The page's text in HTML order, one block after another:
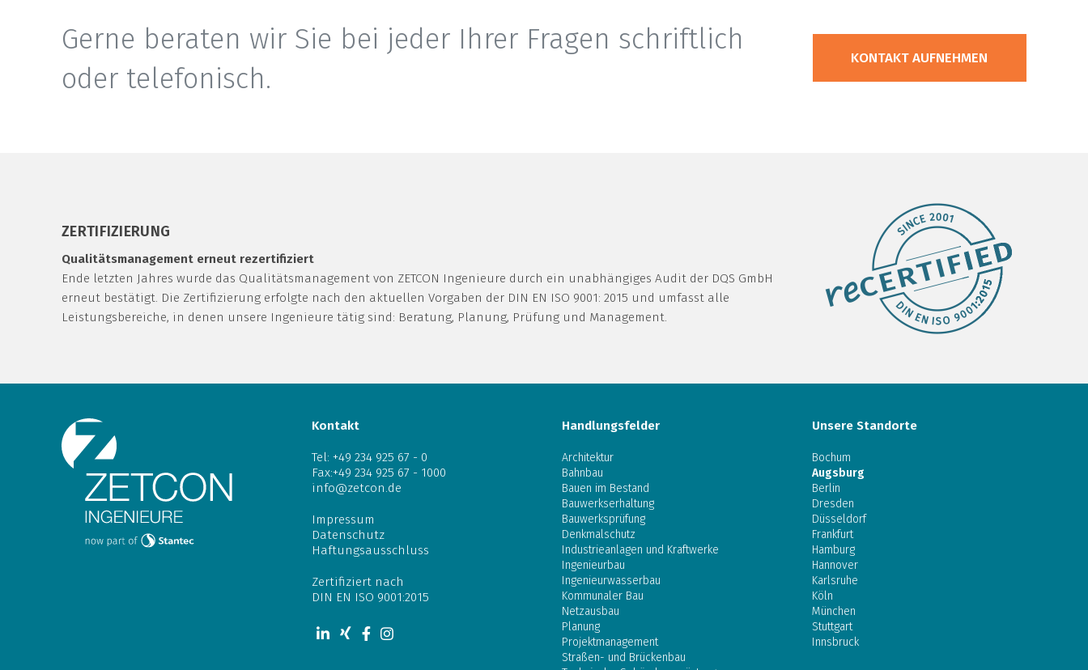
Gerne beraten wir Sie bei jeder Ihrer Fragen schriftlich
oder telefonisch.
KONTAKT AUFNEHMEN
ZERTIFIZIERUNG
Qualitätsmanagement erneut rezertifiziert
Ende letzten Jahres wurde das Qualitätsmanagement von ZETCON Ingenieure durch ein unabhängiges Audit der DQS GmbH
erneut bestätigt. Die Zertifizierung erfolgte nach den aktuellen Vorgaben der DIN EN ISO 9001: 2015 und umfasst alle
Leistungsbereiche, in denen unsere Ingenieure tätig sind: Beratung, Planung, Prüfung und Management.
Kontakt
Tel: +49 234 925 67 - 0
Fax:+49 234 925 67 - 1000
info@zetcon.de
Impressum
Datenschutz
Haftungsausschluss
Zertifiziert nach
DIN EN ISO 9001:2015
Handlungsfelder
Architektur
Bahnbau
Bauen im Bestand
Bauwerkserhaltung
Bauwerksprüfung
Denkmalschutz
Industrieanlagen und Kraftwerke
Ingenieurbau
Ingenieurwasserbau
Kommunaler Bau
Netzausbau
Planung
Projektmanagement
Straßen- und Brückenbau
Unsere Standorte
Bochum
Augsburg
Berlin
Dresden
Düsseldorf
Frankfurt
Hamburg
Hannover
Karlsruhe
Köln
München
Stuttgart
Innsbruck